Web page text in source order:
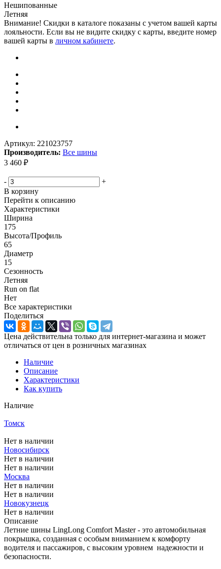
Нешипованные
Летняя
Внимание! Скидки в каталоге показаны с учетом вашей карты
лояльности. Если вы не видите скидку с карты, введите номер
вашей карты в личном кабинете.
Артикул: 221023757
Производитель: Все шины
3 460 ₽
-
+
В корзину
Перейти к описанию
Характеристики
Ширина
175
Высота/Профиль
65
Диаметр
15
Сезонность
Летняя
Run on flat
Нет
Все характеристики
Поделиться
Цена действительна только для интернет-магазина и может
отличаться от цен в розничных магазинах
Наличие
Описание
Характеристики
Как купить
Наличие
Томск
Нет в наличии
Новосибирск
Нет в наличии
Нет в наличии
Москва
Нет в наличии
Нет в наличии
Новокузнецк
Нет в наличии
Описание
Летние шины LingLong Comfort Master - это автомобильная
покрышка, созданная с особым вниманием к комфорту
водителя и пассажиров, с высоким уровнем надежности и
безопасности.